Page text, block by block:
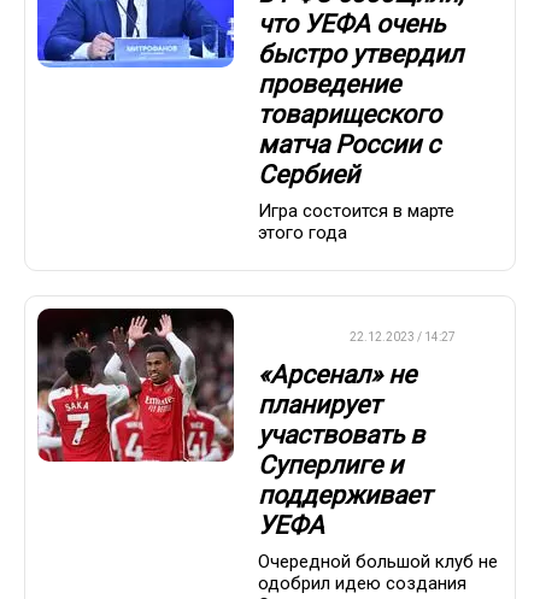
что УЕФА очень
быстро утвердил
проведение
товарищеского
матча России с
Сербией
Игра состоится в марте
этого года
22.12.2023 / 14:27
«Арсенал» не
планирует
участвовать в
Суперлиге и
поддерживает
УЕФА
Очередной большой клуб не
одобрил идею создания